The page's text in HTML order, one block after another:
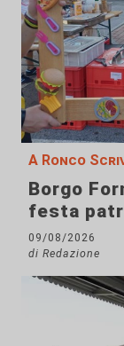
A Ronco
Borgo
festa
09/08/2026
di Redazione